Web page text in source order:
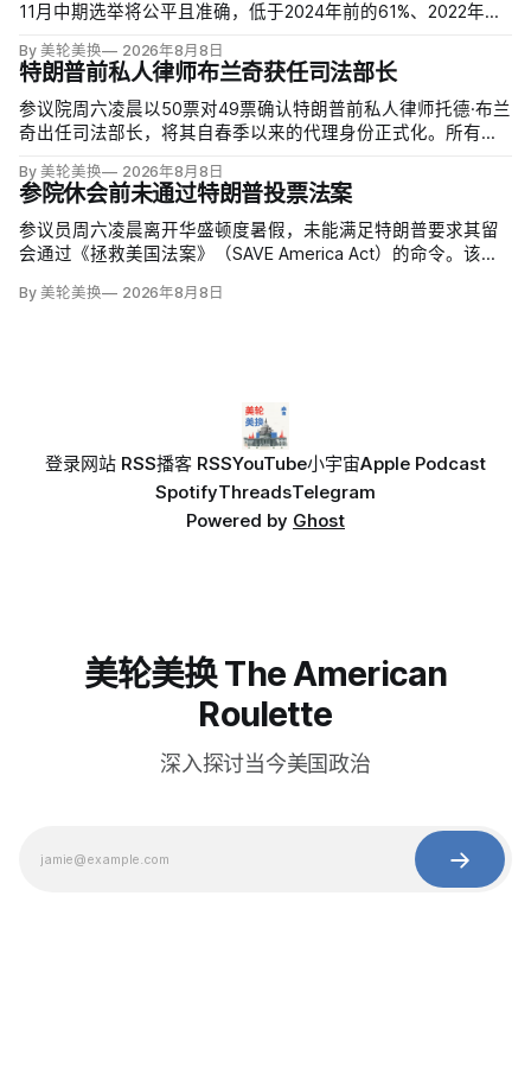
11月中期选举将公平且准确，低于2024年前的61%、2022年的
向共和党者为55%，民主党及倾向民主党者为58%；
By 美轮美换 2026年8月8日
特朗普前私人律师布兰奇获任司法部长
参议院周六凌晨以50票对49票确认特朗普前私人律师托德·布兰
奇出任司法部长，将其自春季以来的代理身份正式化。所有出
斯倒戈；长期因健康缺席的米奇·麦康奈尔未投票。比尔·卡西迪
最终支持，使提名得以过关。
By 美轮美换 2026年8月8日
参院休会前未通过特朗普投票法案
参议员周六凌晨离开华盛顿度暑假，未能满足特朗普要求其留
会通过《拯救美国法案》（SAVE America Act）的命令。该法
足够支持，更不可能达到参议院推进多数法案所需的60票。
By 美轮美换 2026年8月8日
登录网站 RSS播客 RSSYouTube小宇宙Apple Podcast
SpotifyThreadsTelegram
Powered by Ghost
美轮美换 The American
Roulette
深入探讨当今美国政治